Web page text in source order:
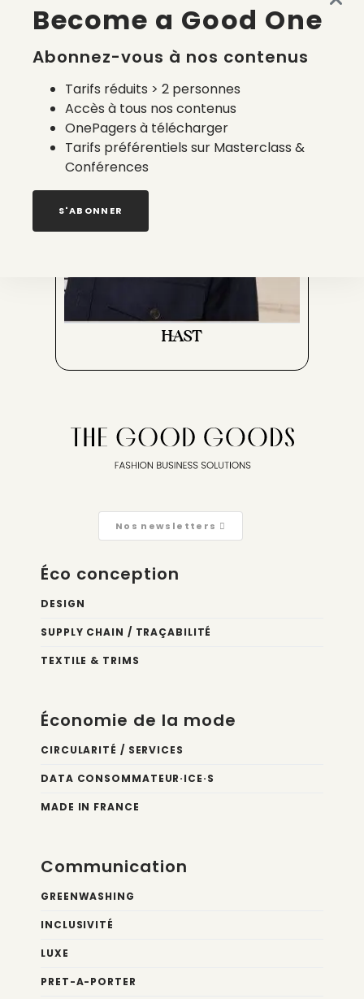
HAST
Nos newsletters
Éco conception
DESIGN
SUPPLY CHAIN / TRAÇABILITÉ
TEXTILE & TRIMS
Économie de la mode
CIRCULARITÉ / SERVICES
DATA CONSOMMATEUR·ICE·S
MADE IN FRANCE
Communication
GREENWASHING
INCLUSIVITÉ
LUXE
PRET-A-PORTER
Become a Good One
Abonnez-vous à nos contenus
Tarifs réduits > 2 personnes
Accès à tous nos contenus
OnePagers à télécharger
Tarifs préférentiels sur Masterclass &
Conférences
S'ABONNER